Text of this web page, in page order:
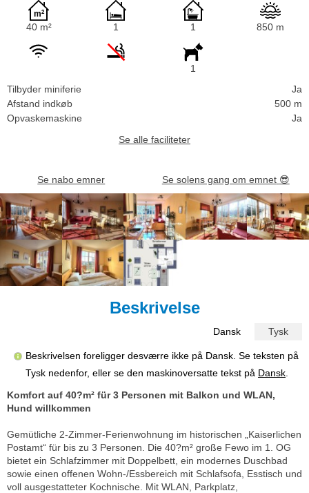
40 m² 1 1 850 m
1
Tilbyder miniferie
Ja
Afstand indkøb
500 m
Opvaskemaskine
Ja
Se alle faciliteter
Se nabo emner Se solens gang om emnet 😎
Beskrivelse
Dansk Tysk
Beskrivelsen foreligger desværre ikke på Dansk. Se teksten på
Tysk nedenfor, eller se den maskinoversatte tekst på Dansk
Komfort auf 40?m² für 3 Personen mit Balkon und WLAN,
Hund willkommen
Gemütliche 2-Zimmer-Ferienwohnung im historischen „Kaiserlichen
Postamt“ für bis zu 3 Personen. Die 40?m² große Fewo im 1. OG
bietet ein Schlafzimmer mit Doppelbett, ein modernes Duschbad
sowie einen offenen Wohn-/Essbereich mit Schlafsofa, Esstisch und
voll ausgestatteter Kochnische. Mit WLAN, Parkplatz,